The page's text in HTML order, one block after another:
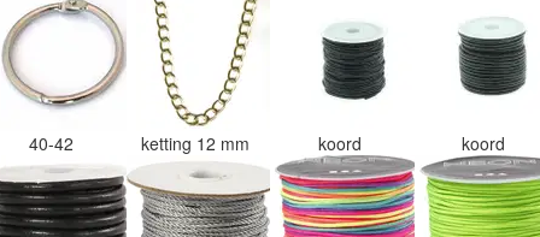
40-42 ketting 12 mm koord koord